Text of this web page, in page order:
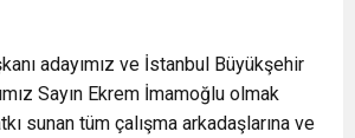
adayımız ve İstanbul Büyükşehir
Sayın Ekrem İmamoğlu olmak
sunan tüm çalışma arkadaşlarına ve